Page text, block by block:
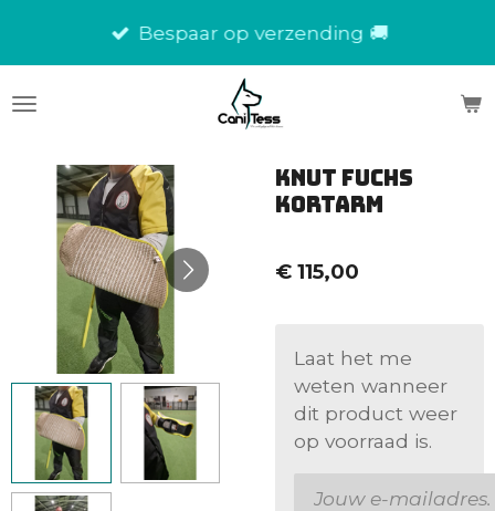
de
Bespaar op verzending 🚚
Knut Fuchs
Kortarm
€ 115,00
Laat het me
weten wanneer
dit product weer
op voorraad is.